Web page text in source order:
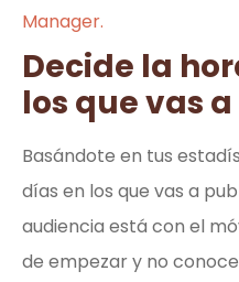
Manager.
Decide la
los que vas
Basándote en tus
días en los que vas a
audiencia está con el
de empezar y no